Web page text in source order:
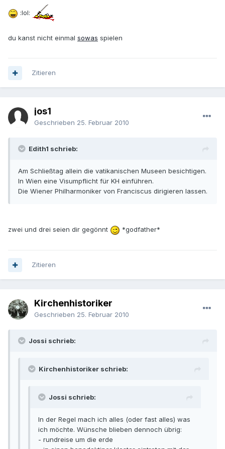
:lol:
du kanst nicht einmal sowas spielen
Zitieren
jos1
Geschrieben 25. Februar 2010
Edith1 schrieb:
Am Schließtag allein die vatikanischen Museen besichtigen.
In Wien eine Visumpflicht für KH einführen.
Die Wiener Philharmoniker von Franciscus dirigieren lassen.
zwei und drei seien dir gegönnt *godfather*
Zitieren
Kirchenhistoriker
Geschrieben 25. Februar 2010
Jossi schrieb:
Kirchenhistoriker schrieb:
Jossi schrieb:
In der Regel mach ich alles (oder fast alles) was
ich möchte. Wünsche blieben dennoch übrig:
- rundreise um die erde